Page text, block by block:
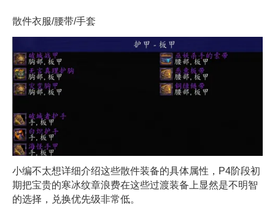
散件衣服/腰带/手套
小编不太想详细介绍这些散件装备的具体属性，P4阶段初
期把宝贵的寒冰纹章浪费在这些过渡装备上显然是不明智
的选择，兑换优先级非常低。